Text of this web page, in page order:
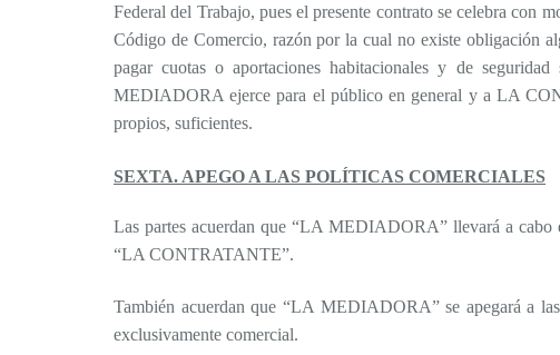
Federal del Trabajo, pues el presente contrato se celebra
Código de Comercio, razón por la cual no existe obligación
pagar cuotas o aportaciones habitacionales y de
MEDIADORA ejerce para el público en general y a LA
propios, suficientes.
SEXTA. APEGO A LAS POLÍTICAS COMERCIALES
Las partes acuerdan que “LA MEDIADORA” llevará a
“LA CONTRATANTE”.
También acuerdan que “LA MEDIADORA” se apegará a
exclusivamente comercial.